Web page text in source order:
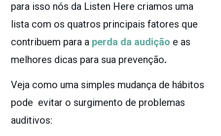
para isso nós da Listen Here criamos uma
lista com os quatros principais fatores que
contribuem para a perda da audição e as
melhores dicas para sua prevenção.
Veja como uma simples mudança de hábitos
pode evitar o surgimento de problemas
auditivos: